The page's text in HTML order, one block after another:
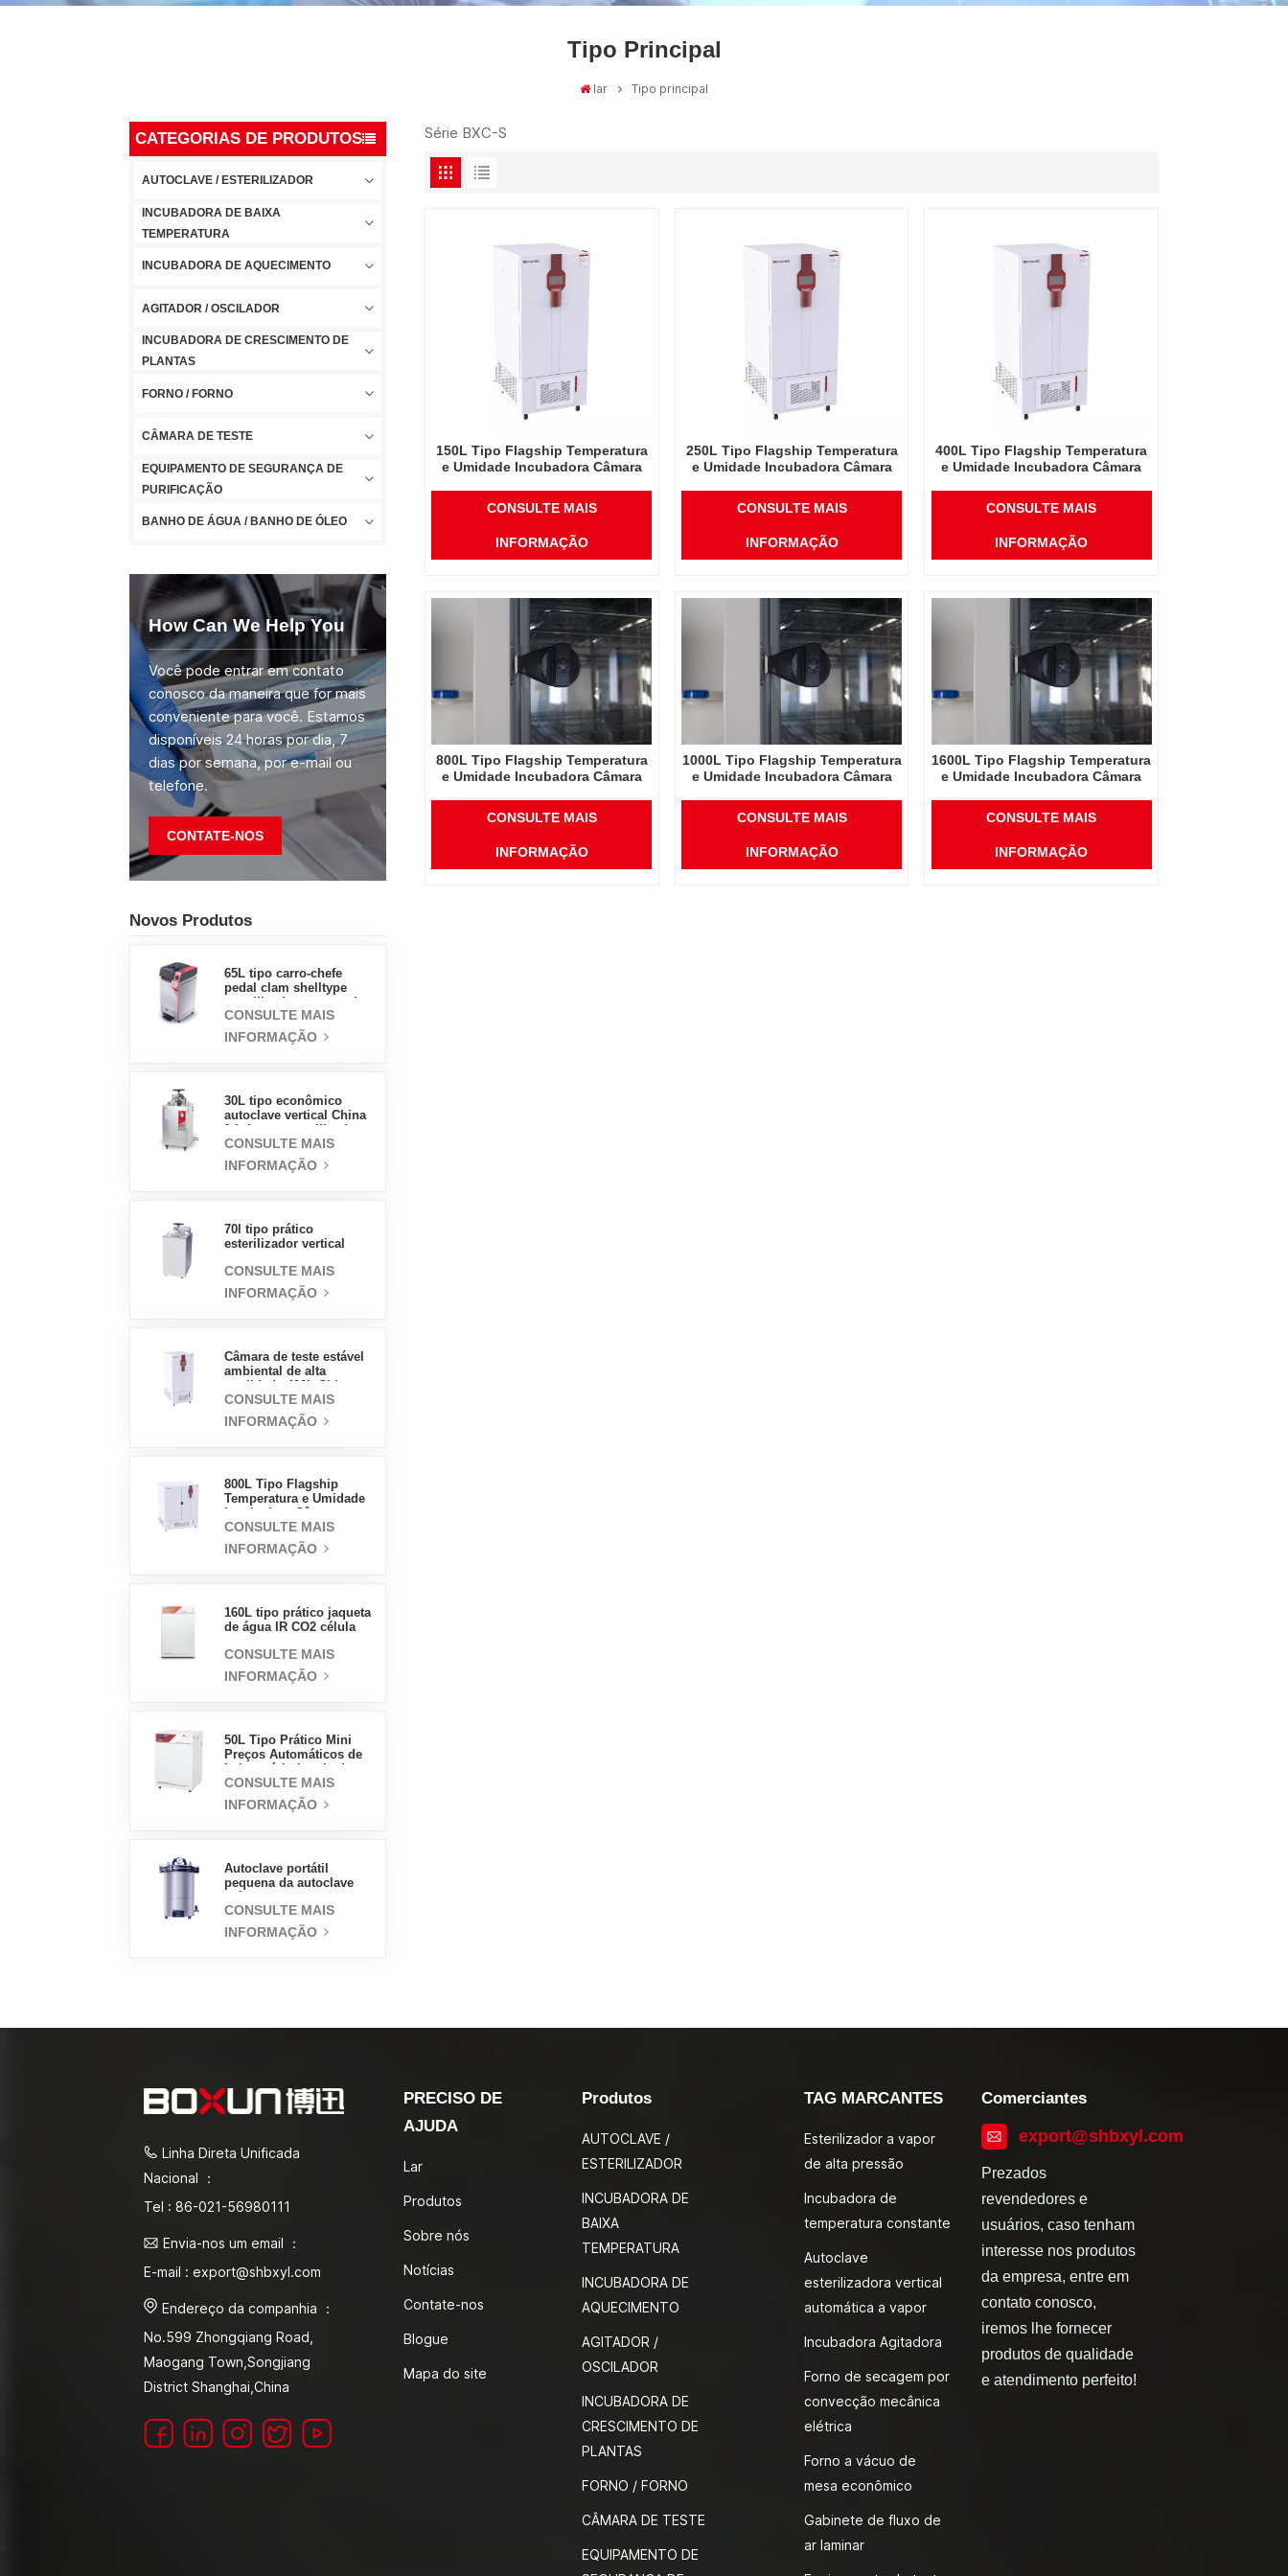
Tipo Principal
lar Tipo principal
CATEGORIAS DE PRODUTOS
AUTOCLAVE / ESTERILIZADOR
INCUBADORA DE BAIXA
TEMPERATURA
INCUBADORA DE AQUECIMENTO
AGITADOR / OSCILADOR
INCUBADORA DE CRESCIMENTO DE
PLANTAS
FORNO / FORNO
CÂMARA DE TESTE
EQUIPAMENTO DE SEGURANÇA DE
PURIFICAÇÃO
BANHO DE ÁGUA / BANHO DE ÓLEO
How Can We Help You
Você pode entrar em contato
conosco da maneira que for mais
conveniente para você. Estamos
disponíveis 24 horas por dia, 7
dias por semana, por e-mail ou
telefone.
CONTATE-NOS
Novos Produtos
65L tipo carro-chefe
pedal clam shelltype
pressão fábrica de
vendas diretas na China
CONSULTE MAIS
INFORMAÇÃO
30L tipo econômico
autoclave vertical China
vapor de pressão
CONSULTE MAIS
INFORMAÇÃO
70l tipo prático
esterilizador vertical
laboratório design
vertical esterilizador a
vapor de alta
CONSULTE MAIS
INFORMAÇÃO
Câmara de teste estável
ambiental de alta
preço de atacado
laboratório temperatura
umidade
CONSULTE MAIS
INFORMAÇÃO
800L Tipo Flagship
Temperatura e Umidade
Suprimentos de
Laboratório Incubadora
Elétrica
CONSULTE MAIS
INFORMAÇÃO
160L tipo prático jaqueta
de água IR CO2 célula
fábrica laboratório
incubadoras
CONSULTE MAIS
INFORMAÇÃO
50L Tipo Prático Mini
Preços Automáticos de
de Jaqueta de Água
CONSULTE MAIS
INFORMAÇÃO
Autoclave portátil
pequena da autoclave
do vapor 18L
CONSULTE MAIS
INFORMAÇÃO
Série BXC-S
150L Tipo Flagship Temperatura
e Umidade Incubadora Câmara
Incubadora Elétrica
CONSULTE MAIS
INFORMAÇÃO
250L Tipo Flagship Temperatura
e Umidade Incubadora Câmara
Incubadora Elétrica
CONSULTE MAIS
INFORMAÇÃO
400L Tipo Flagship Temperatura
e Umidade Incubadora Câmara
Incubadora Elétrica
CONSULTE MAIS
INFORMAÇÃO
800L Tipo Flagship Temperatura
e Umidade Incubadora Câmara
Incubadora Elétrica
CONSULTE MAIS
INFORMAÇÃO
1000L Tipo Flagship Temperatura
e Umidade Incubadora Câmara
Incubadora Elétrica
CONSULTE MAIS
INFORMAÇÃO
1600L Tipo Flagship Temperatura
e Umidade Incubadora Câmara
Incubadora Elétrica
CONSULTE MAIS
INFORMAÇÃO
Linha Direta Unificada
Nacional ：
Tel : 86-021-56980111
Envia-nos um email ：
E-mail : export@shbxyl.com
Endereço da companhia ：
No.599 Zhongqiang Road,
Maogang Town,Songjiang
District Shanghai,China
PRECISO DE
AJUDA
Lar
Produtos
Sobre nós
Notícias
Contate-nos
Blogue
Mapa do site
Produtos
AUTOCLAVE /
ESTERILIZADOR
INCUBADORA DE
BAIXA
TEMPERATURA
INCUBADORA DE
AQUECIMENTO
AGITADOR /
OSCILADOR
INCUBADORA DE
CRESCIMENTO DE
PLANTAS
FORNO / FORNO
CÂMARA DE TESTE
EQUIPAMENTO DE
TAG MARCANTES
Esterilizador a vapor
de alta pressão
Incubadora de
temperatura constante
Autoclave
esterilizadora vertical
automática a vapor
Incubadora Agitadora
Forno de secagem por
convecção mecânica
elétrica
Forno a vácuo de
mesa econômico
Gabinete de fluxo de
ar laminar
Comerciantes
export@shbxyl.com
Prezados
revendedores e
usuários, caso tenham
interesse nos produtos
da empresa, entre em
contato conosco,
iremos lhe fornecer
produtos de qualidade
e atendimento perfeito!